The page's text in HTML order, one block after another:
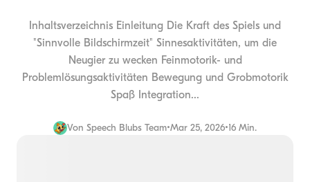
Inhaltsverzeichnis Einleitung Die Kraft des Spiels und
"Sinnvolle Bildschirmzeit" Sinnesaktivitäten, um die
Neugier zu wecken Feinmotorik- und
Problemlösungsaktivitäten Bewegung und Grobmotorik
Spaß Integration...
Von Speech Blubs Team•Mar 25, 2026•16 Min.